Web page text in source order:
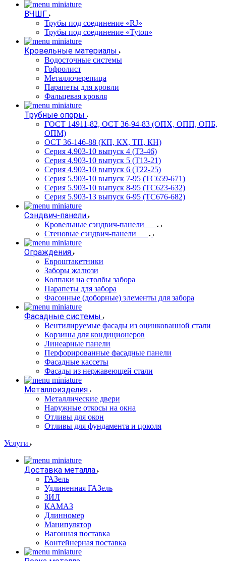
ВЧШГ
Трубы под соединение «RJ»
Трубы под соединение «Tyton»
Кровельные материалы
Водосточные системы
Гофролист
Металлочерепица
Парапеты для кровли
Фальцевая кровля
Трубные опоры
ГОСТ 14911-82, ОСТ 36-94-83 (ОПХ, ОПП, ОПБ,
ОПМ)
ОСТ 36-146-88 (КП, КХ, ТП, КН)
Серия 4.903-10 выпуск 4 (Т3-46)
Серия 4.903-10 выпуск 5 (Т13-21)
Серия 4.903-10 выпуск 6 (Т22-25)
Серия 5.903-10 выпуск 7-95 (ТС659-671)
Серия 5.903-10 выпуск 8-95 (ТС623-632)
Серия 5.903-13 выпуск 6-95 (ТС676-682)
Сэндвич-панели
Кровельные сэндвич-панели
Стеновые сэндвич-панели
Ограждения
Евроштакетники
Заборы жалюзи
Колпаки на столбы забора
Парапеты для забора
Фасонные (доборные) элементы для забора
Фасадные системы
Вентилируемые фасады из оцинкованной стали
Корзины для кондиционеров
Линеарные панели
Перфорированные фасадные панели
Фасадные кассеты
Фасады из нержавеющей стали
Металлоизделия
Металлические двери
Наружные откосы на окна
Отливы для окон
Отливы для фундамента и цоколя
Услуги
Доставка металла
ГАЗель
Удлиненная ГАЗель
ЗИЛ
КАМАЗ
Длинномер
Манипулятор
Вагонная поставка
Контейнерная поставка